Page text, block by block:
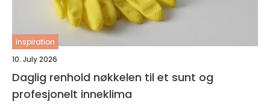
inspiration
10. July 2026
Daglig renhold nøkkelen til et sunt og
profesjonelt inneklima